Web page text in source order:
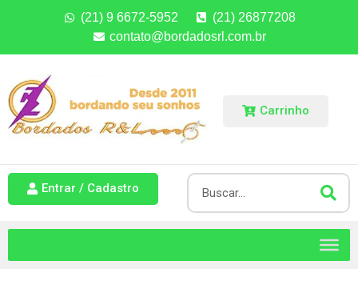
(21) 9 6672-5952
(21) 26877208
contato@bordadosrl.com.br
Carrinho
Entrar / Cadastro